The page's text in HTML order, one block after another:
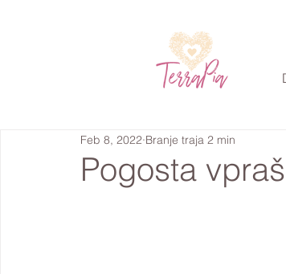
Pogosta
Feb 8, 2022 Branje traja 2 min